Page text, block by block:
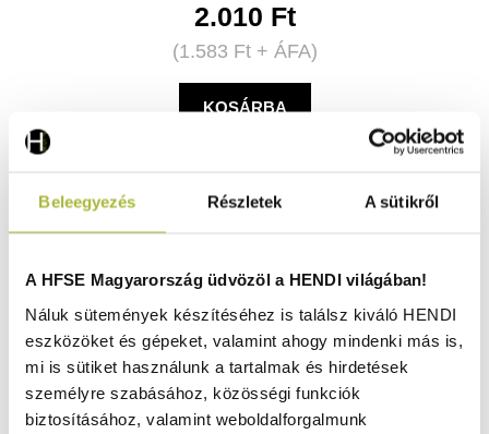
Beleegyezés Részletek A sütikről
A HFSE Magyarország üdvözöl a HENDI világában!
Náluk sütemények készítéséhez is találsz kiváló HENDI
eszközöket és gépeket, valamint ahogy mindenki más is,
mi is sütiket használunk a tartalmak és hirdetések
személyre szabásához, közösségi funkciók
biztosításához, valamint weboldalforgalmunk
2.010 Ft
(1.583 Ft+ ÁFA)
KOSÁRBA